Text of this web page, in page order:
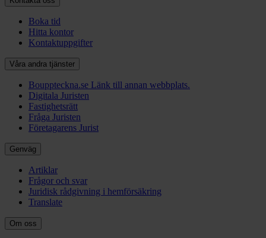
Boka tid
Hitta kontor
Kontaktuppgifter
Våra andra tjänster
Bouppteckna.se Länk till annan webbplats.
Digitala Juristen
Fastighetsrätt
Fråga Juristen
Företagarens Jurist
Genväg
Artiklar
Frågor och svar
Juridisk rådgivning i hemförsäkring
Translate
Om oss